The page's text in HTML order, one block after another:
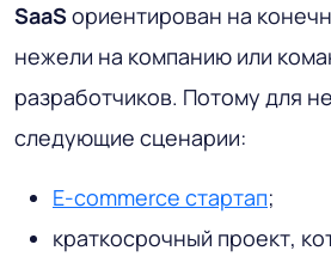
SaaSориентирован на
нежели на компанию или
разработчиков. Потому для
следующие сценарии:
E-commerce стартап;
краткосрочный проект,